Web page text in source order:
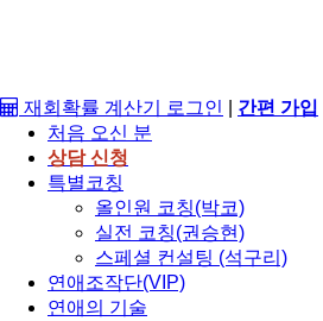
재회확률 계산기 로그인
간편 가입
처음 오신 분
상담 신청
특별코칭
올인원 코칭(박코)
실전 코칭(권승현)
스페셜 컨설팅 (석구리)
연애조작단(VIP)
연애의 기술